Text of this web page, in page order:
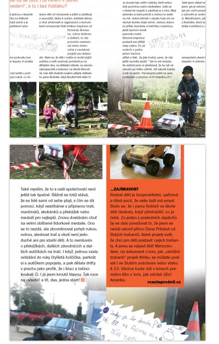
Aréna s bagry
TYP EVENTU
Párty a večírky
Konference/Školení
Týmová kreativní párty
Dny otevřených dveří
Firemní rodinné dny
Tematické balíčky
Kreativní stavba týmových závoďáků
Soutěž v převozu piva vysokozdvižkami
IT Challenge
Vysokozdvižné vozíky a tahače
Bagry na dálkové ovládání
Superhrdinové a Filmová auta
Logistické firmy
Motoristické akce
Autíčka na svatbě